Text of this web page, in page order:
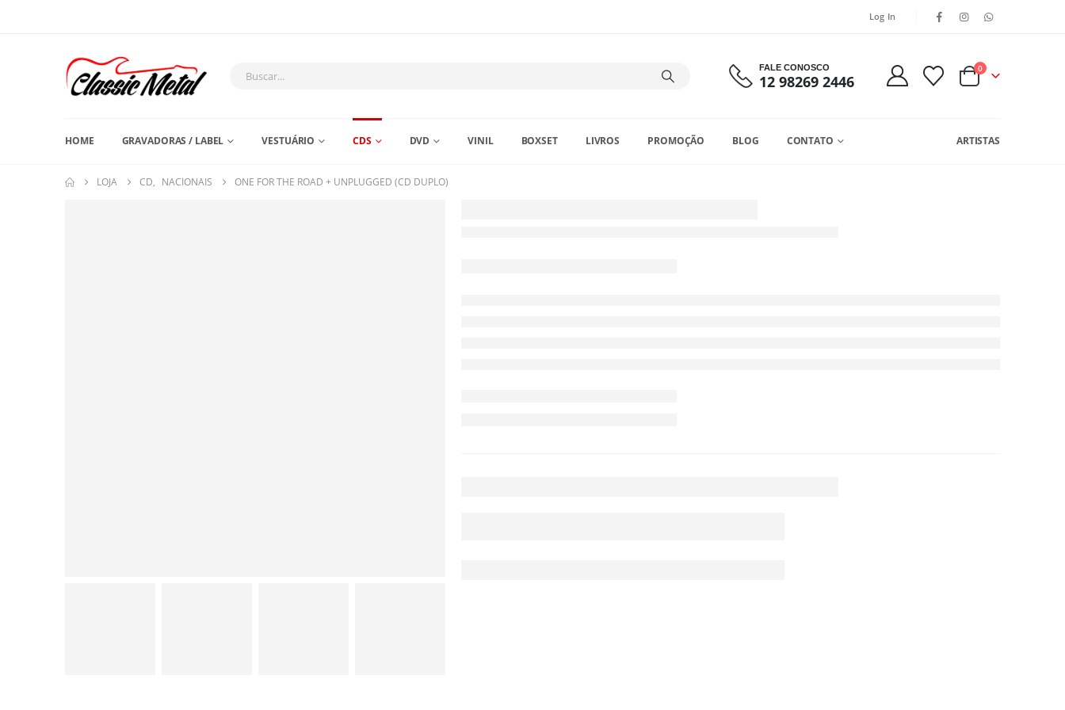
Log In
FALE CONOSCO
12 98269 2446
0
HOME GRAVADORAS / LABEL VESTUÁRIO CDS DVD VINIL BOXSET LIVROS PROMOÇÃO BLOG CONTATO ARTISTAS
LOJA CD, NACIONAIS ONE FOR THE ROAD + UNPLUGGED (CD DUPLO)